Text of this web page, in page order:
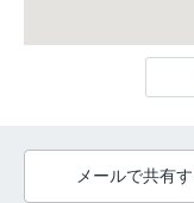
メールで共有